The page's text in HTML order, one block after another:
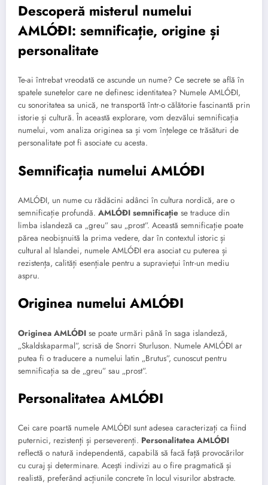
Descoperă misterul numelui
AMLÓÐI: semnificație, origine și
personalitate
Te-ai întrebat vreodată ce ascunde un nume? Ce secrete se află în
spatele sunetelor care ne definesc identitatea? Numele AMLÓÐI,
cu sonoritatea sa unică, ne transportă într-o călătorie fascinantă prin
istorie și cultură. În această explorare, vom dezvălui semnificația
numelui, vom analiza originea sa și vom înțelege ce trăsături de
personalitate pot fi asociate cu acesta.
Semnificația numelui AMLÓÐI
AMLÓÐI, un nume cu rădăcini adânci în cultura nordică, are o
semnificație profundă. AMLÓÐI semnificație se traduce din
limba islandeză ca „greu” sau „prost”. Această semnificație poate
părea neobișnuită la prima vedere, dar în contextul istoric și
cultural al Islandei, numele AMLÓÐI era asociat cu puterea și
rezistența, calități esențiale pentru a supraviețui într-un mediu
aspru.
Originea numelui AMLÓÐI
Originea AMLÓÐI se poate urmări până în saga islandeză,
„Skaldskaparmal”, scrisă de Snorri Sturluson. Numele AMLÓÐI ar
putea fi o traducere a numelui latin „Brutus”, cunoscut pentru
semnificația sa de „greu” sau „prost”.
Personalitatea AMLÓÐI
Cei care poartă numele AMLÓÐI sunt adesea caracterizați ca fiind
puternici, rezistenți și perseverenți. Personalitatea AMLÓÐI
reflectă o natură independentă, capabilă să facă față provocărilor
cu curaj și determinare. Acești indivizi au o fire pragmatică și
realistă, preferând acțiunile concrete în locul visurilor abstracte.